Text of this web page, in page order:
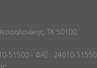
ΤΚ 50100,
51500 - ΦΑΞ : 24610-51550